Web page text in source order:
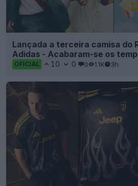
Lançada a terceira camisa do
Adidas - Acabaram-se os
OFICIAL 10 0 0 1.1K 3h